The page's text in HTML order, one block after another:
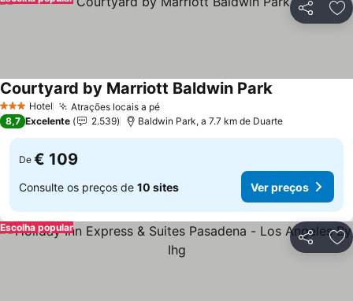
Partilhar
3 EstrelasHotel Atrações locais a péVer preços
Courtyard by Marriott Baldwin ParkVer preços
8,7 Excelente 2.539 Baldwin Park, a 7.7 km de Duarte
De € 109
Consulte os preços de 10 sites Ver preços
Partilhar
Escolha popular